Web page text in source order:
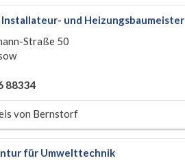
Installateur- und Heizungsbaumeister
Straße 50
88334
von Bernstorf
für Umwelttechnik